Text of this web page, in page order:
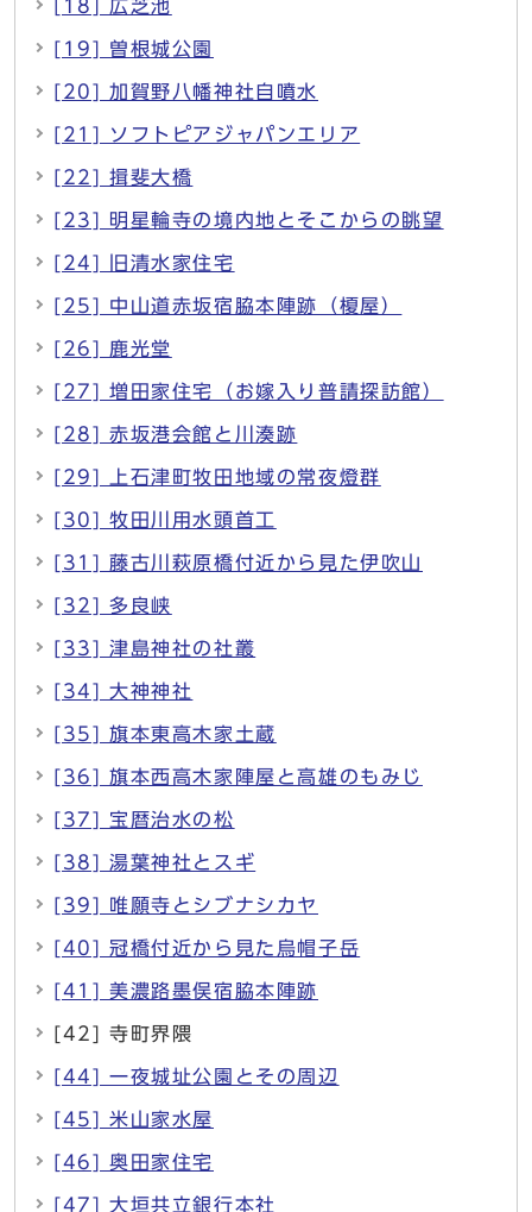
[18] 広芝池
[19] 曽根城公園
[20] 加賀野八幡神社自噴水
[21] ソフトピアジャパンエリア
[22] 揖斐大橋
[23] 明星輪寺の境内地とそこからの眺望
[24] 旧清水家住宅
[25] 中山道赤坂宿脇本陣跡（榎屋）
[26] 鹿光堂
[27] 増田家住宅（お嫁入り普請探訪館）
[28] 赤坂港会館と川湊跡
[29] 上石津町牧田地域の常夜燈群
[30] 牧田川用水頭首工
[31] 藤古川萩原橋付近から見た伊吹山
[32] 多良峡
[33] 津島神社の社叢
[34] 大神神社
[35] 旗本東高木家土蔵
[36] 旗本西高木家陣屋と高雄のもみじ
[37] 宝暦治水の松
[38] 湯葉神社とスギ
[39] 唯願寺とシブナシカヤ
[40] 冠橋付近から見た烏帽子岳
[41] 美濃路墨俣宿脇本陣跡
[42] 寺町界隈
[44] 一夜城址公園とその周辺
[45] 米山家水屋
[46] 奥田家住宅
[47] 大垣共立銀行本社